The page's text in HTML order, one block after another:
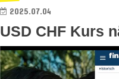
2025.07.04
USD CHF Kurs